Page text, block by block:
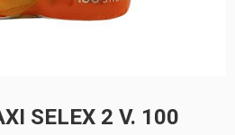
SELEX 2 V. 100